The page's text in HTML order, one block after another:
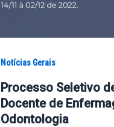
Notícias Gerais
Processo Seletivo
Docente de
Odontologia